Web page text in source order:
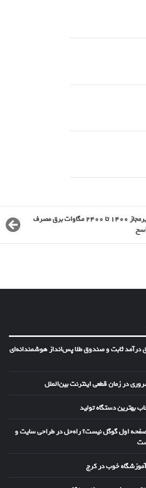
ماینرهای غیرمجاز 1400 تا 2400 مگاوات برق مصرف
درآمد ثابت و صندوق طلا پس‌انداز هوشمندانه‌ای
در زمان قطعی اینترنت بین‌الملل
بهترین دستگاه تولید
اول گوگل نیست؟ راه‌حل در طراحی سایت و
خوب در کرج